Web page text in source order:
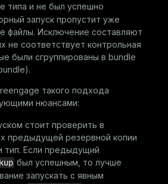
типа и не был успешно
запуск пропустит уже
файлы. Исключение составляют
не соответствует контрольная
были сгруппированы в bundle
).
такого подхода
нюансами:
стоит проверить в
предыдущей резервной копии
тип. Если предыдущий
был успешным, то лучше
запускать с явным